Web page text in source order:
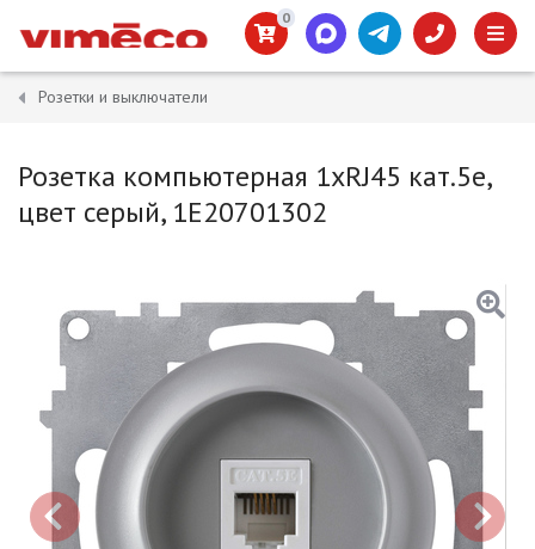
0
Розетки и выключатели
Розетка компьютерная 1xRJ45 кат.5e,
цвет серый, 1E20701302